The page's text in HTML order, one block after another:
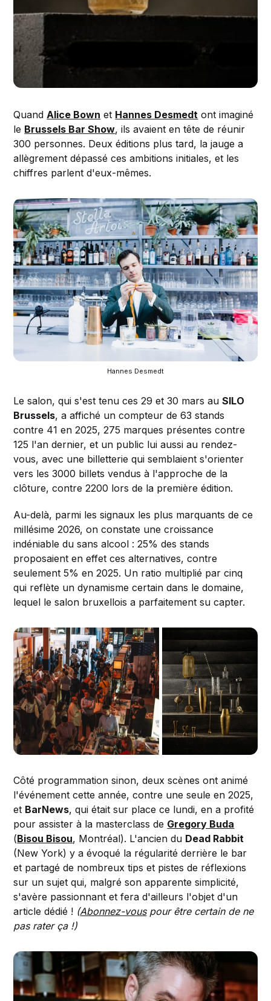
Quand Alice Bown et Hannes Desmedt ont imaginé
le Brussels Bar Show, ils avaient en tête de réunir
300 personnes. Deux éditions plus tard, la jauge a
allègrement dépassé ces ambitions initiales, et les
chiffres parlent d'eux-mêmes.
Hannes Desmedt
Le salon, qui s'est tenu ces 29 et 30 mars auSILO
Brussels, a affiché un compteur de 63 stands
contre 41 en 2025, 275 marques présentes contre
125 l'an dernier, et un public lui aussi au rendez-
vous, avec une billetterie qui semblaient s'orienter
vers les 3000 billets vendus à l'approche de la
clôture, contre 2200 lors de la première édition.
Au-delà, parmi les signaux les plus marquants de ce
millésime 2026, on constate une croissance
indéniable du sans alcool : 25% des stands
proposaient en effet ces alternatives, contre
seulement 5% en 2025. Un ratio multiplié par cinq
qui reflète un dynamisme certain dans le domaine,
lequel le salon bruxellois a parfaitement su capter.
Côté programmation sinon, deux scènes ont animé
l'événement cette année, contre une seule en 2025,
et BarNews, qui était sur place ce lundi, en a profité
pour assister à la masterclass de Gregory Buda
(Bisou Bisou, Montréal). L'ancien du Dead Rabbit
(New York) y a évoqué la régularité derrière le bar
et partagé de nombreux tips et pistes de réflexions
sur un sujet qui, malgré son apparente simplicité,
s'avère passionnant et fera d'ailleurs l'objet d'un
article dédié ! (Abonnez-vouspour être certain de ne
pas rater ça !)